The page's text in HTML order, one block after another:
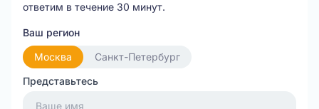
ответим в течение 30 минут.
Ваш регион
Москва
Санкт-Петербург
Представьтесь